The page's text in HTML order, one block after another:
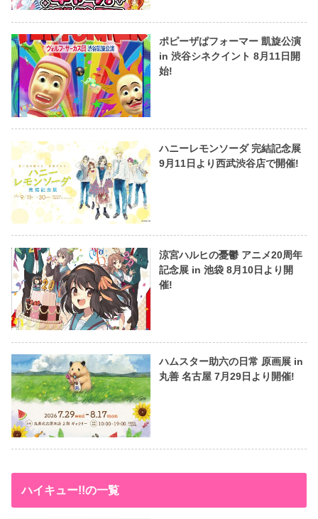
ポピーザぱフォーマー 凱旋公演
in 渋谷シネクイント 8月11日開
始!
ハニーレモンソーダ 完結記念展
9月11日より西武渋谷店で開催!
涼宮ハルヒの憂鬱 アニメ20周年
記念展 in 池袋 8月10日より開
催!
ハムスター助六の日常 原画展 in
丸善 名古屋 7月29日より開催!
ハイキュー!!の一覧